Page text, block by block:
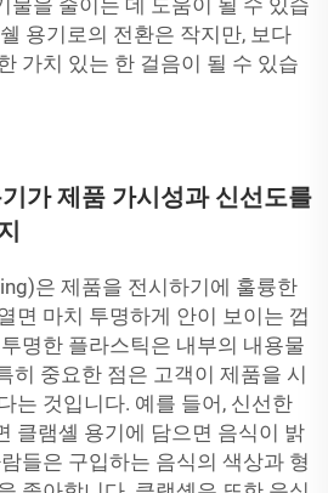
물을 줄이는 데 도움이 될 수 있습
용기로의 전환은 작지만, 보다
가치 있는 한 걸음이 될 수 있습
가 제품 가시성과 신선도를
은 제품을 전시하기에 훌륭한
면 마치 투명하게 안이 보이는 껍
명한 플라스틱은 내부의 내용물
히 중요한 점은 고객이 제품을 시
는 것입니다. 예를 들어, 신선한
클램셸 용기에 담으면 음식이 밝
들은 구입하는 음식의 색상과 형